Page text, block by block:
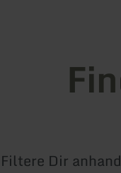
Filtere Dir